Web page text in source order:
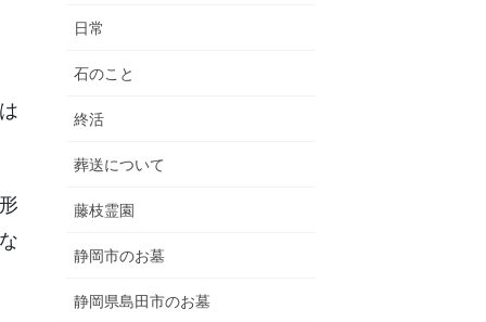
日常
石のこと
終活
葬送について
藤枝霊園
静岡市のお墓
静岡県島田市のお墓